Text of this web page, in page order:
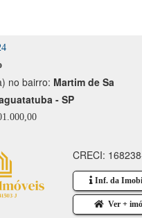
no bairro: Martim de Sa
- SP
CRECI:
Inf. da
Ver +